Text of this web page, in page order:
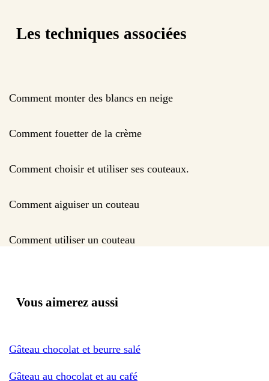
Les techniques associées
Comment monter des blancs en neige
Comment fouetter de la crème
Comment choisir et utiliser ses couteaux.
Comment aiguiser un couteau
Comment utiliser un couteau
Vous aimerez aussi
Gâteau chocolat et beurre salé
Gâteau au chocolat et au café